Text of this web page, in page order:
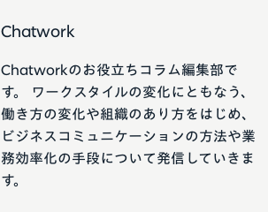
Chatwork
Chatworkのお役立ちコラム編集部で
す。 ワークスタイルの変化にともなう、
働き方の変化や組織のあり方をはじめ、
ビジネスコミュニケーションの方法や業
務効率化の手段について発信していきま
す。